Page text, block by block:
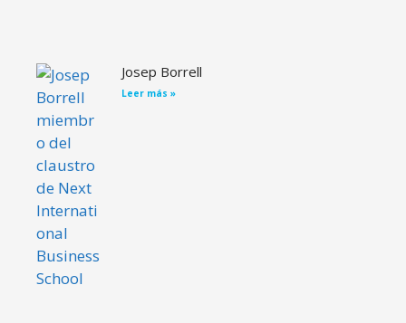
Josep Borrell
Leer más »